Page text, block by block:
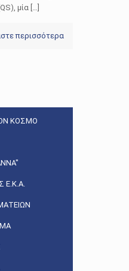
μία […]
περισσότερα
ΚΟΣΜΟ
Ε.Κ.Α.